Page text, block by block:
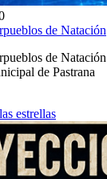
de Natación
de Natación
de Pastrana
estrellas